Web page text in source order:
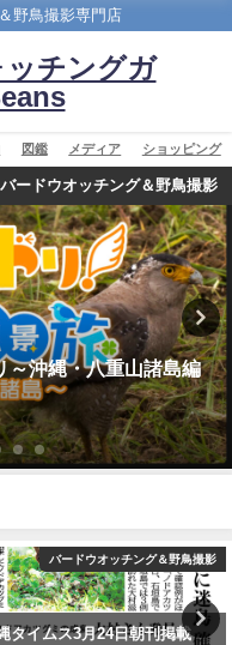
野鳥撮影専門店
ッチングガ
図鑑 メディア ショッピング
バードウオッチング＆野鳥撮影
～沖縄・八重山諸島編
バードウオッチング＆野鳥撮影
タイムス3月24日朝刊掲載